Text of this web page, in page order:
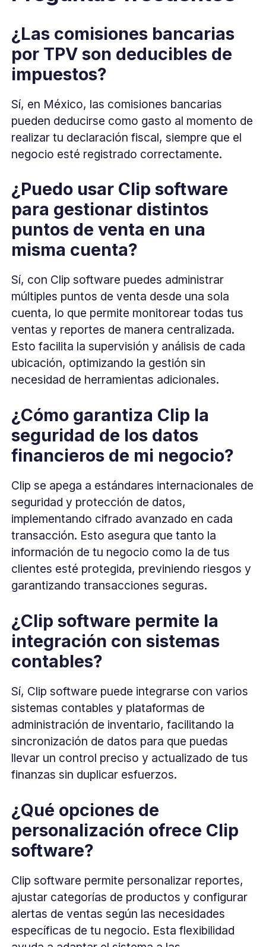
¿Las comisiones bancarias
por TPV son deducibles de
impuestos?
Sí, en México, las comisiones bancarias
pueden deducirse como gasto al momento de
realizar tu declaración fiscal, siempre que el
negocio esté registrado correctamente.
¿Puedo usar Clip software
para gestionar distintos
puntos de venta en una
misma cuenta?
Sí, con Clip software puedes administrar
múltiples puntos de venta desde una sola
cuenta, lo que permite monitorear todas tus
ventas y reportes de manera centralizada.
Esto facilita la supervisión y análisis de cada
ubicación, optimizando la gestión sin
necesidad de herramientas adicionales.
¿Cómo garantiza Clip la
seguridad de los datos
financieros de mi negocio?
Clip se apega a estándares internacionales de
seguridad y protección de datos,
implementando cifrado avanzado en cada
transacción. Esto asegura que tanto la
información de tu negocio como la de tus
clientes esté protegida, previniendo riesgos y
garantizando transacciones seguras.
¿Clip software permite la
integración con sistemas
contables?
Sí, Clip software puede integrarse con varios
sistemas contables y plataformas de
administración de inventario, facilitando la
sincronización de datos para que puedas
llevar un control preciso y actualizado de tus
finanzas sin duplicar esfuerzos.
¿Qué opciones de
personalización ofrece Clip
software?
Clip software permite personalizar reportes,
ajustar categorías de productos y configurar
alertas de ventas según las necesidades
específicas de tu negocio. Esta flexibilidad